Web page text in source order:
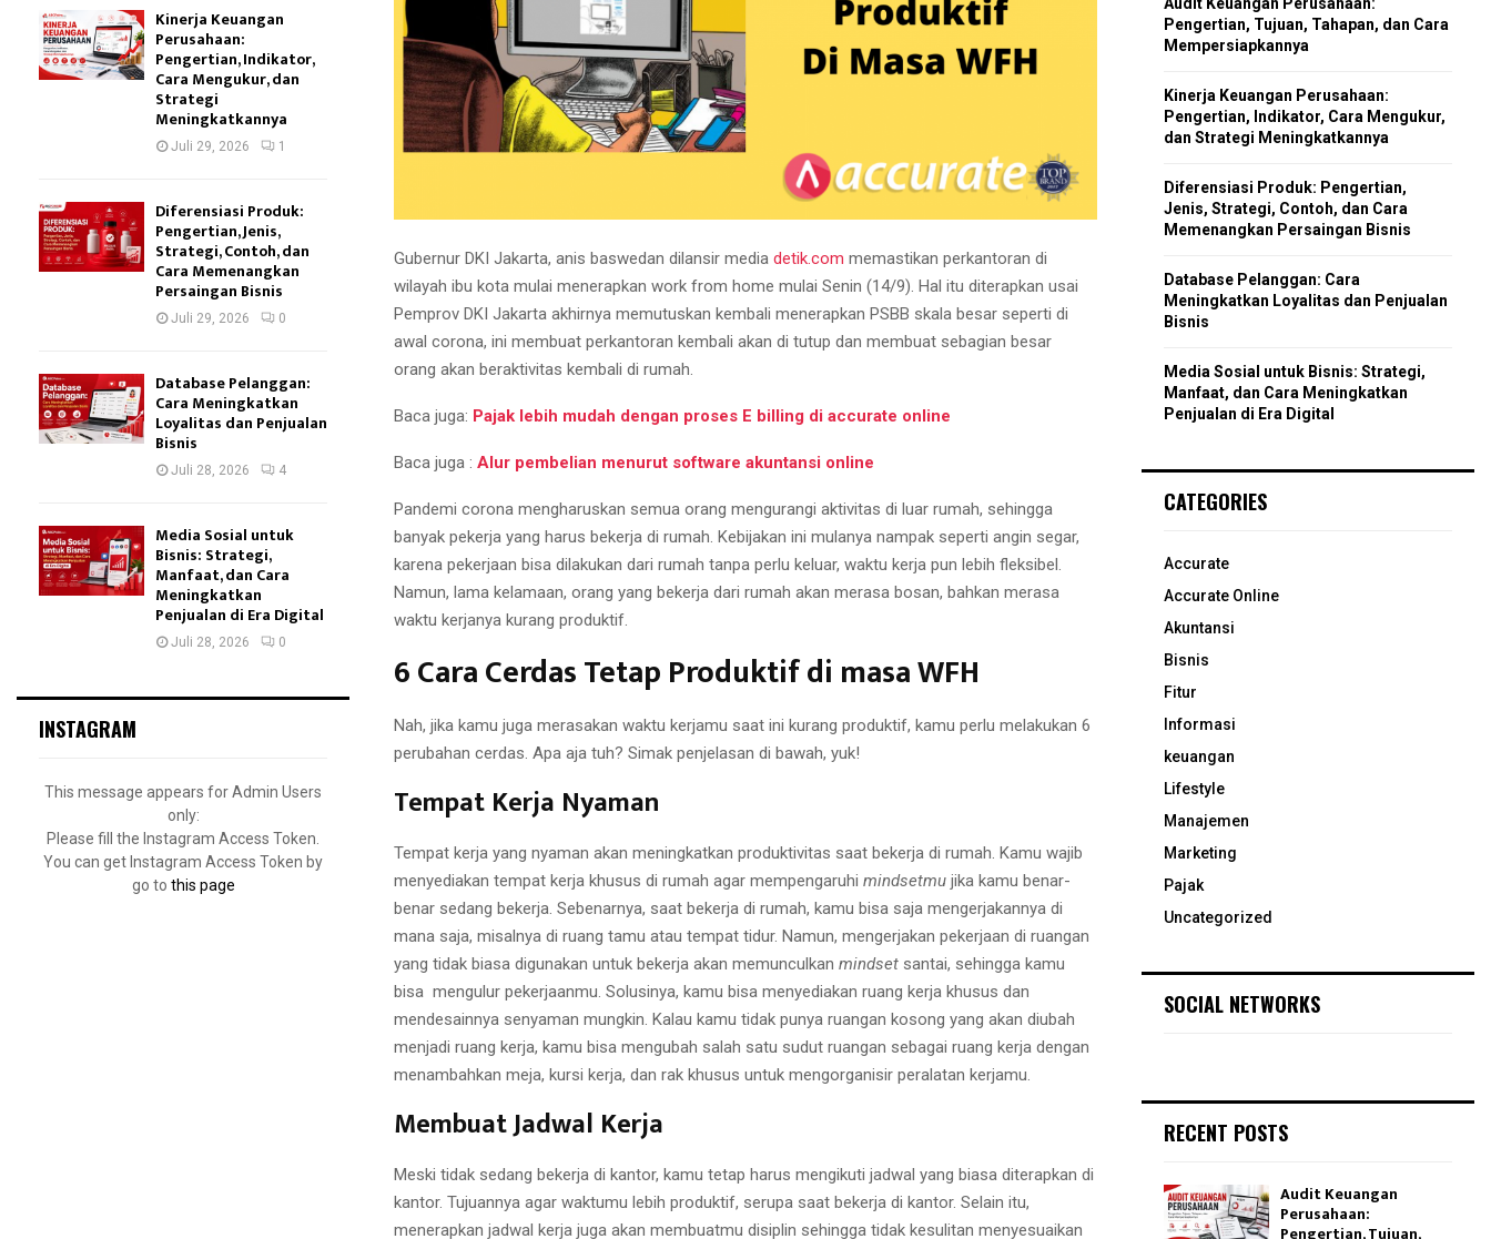
Gubernur DKI Jakarta, anis baswedan dilansir media detik.com memastikan perkantoran di
wilayah ibu kota mulai menerapkan work from home mulai Senin (14/9). Hal itu diterapkan usai
Pemprov DKI Jakarta akhirnya memutuskan kembali menerapkan PSBB skala besar seperti di
awal corona, ini membuat perkantoran kembali akan di tutup dan membuat sebagian besar
orang akan beraktivitas kembali di rumah.
Baca juga: Pajak lebih mudah dengan proses E billing di accurate online
Baca juga : Alur pembelian menurut software akuntansi online
Pandemi corona mengharuskan semua orang mengurangi aktivitas di luar rumah, sehingga
banyak pekerja yang harus bekerja di rumah. Kebijakan ini mulanya nampak seperti angin segar,
karena pekerjaan bisa dilakukan dari rumah tanpa perlu keluar, waktu kerja pun lebih fleksibel.
Namun, lama kelamaan, orang yang bekerja dari rumah akan merasa bosan, bahkan merasa
waktu kerjanya kurang produktif.
6 Cara Cerdas Tetap Produktif di masa WFH
Nah, jika kamu juga merasakan waktu kerjamu saat ini kurang produktif, kamu perlu melakukan 6
perubahan cerdas. Apa aja tuh? Simak penjelasan di bawah, yuk!
Tempat Kerja Nyaman
Tempat kerja yang nyaman akan meningkatkan produktivitas saat bekerja di rumah. Kamu wajib
menyediakan tempat kerja khusus di rumah agar mempengaruhi mindsetmu jika kamu benar-
benar sedang bekerja. Sebenarnya, saat bekerja di rumah, kamu bisa saja mengerjakannya di
mana saja, misalnya di ruang tamu atau tempat tidur. Namun, mengerjakan pekerjaan di ruangan
yang tidak biasa digunakan untuk bekerja akan memunculkan mindset santai, sehingga kamu
bisa mengulur pekerjaanmu. Solusinya, kamu bisa menyediakan ruang kerja khusus dan
mendesainnya senyaman mungkin. Kalau kamu tidak punya ruangan kosong yang akan diubah
menjadi ruang kerja, kamu bisa mengubah salah satu sudut ruangan sebagai ruang kerja dengan
menambahkan meja, kursi kerja, dan rak khusus untuk mengorganisir peralatan kerjamu.
Membuat Jadwal Kerja
Meski tidak sedang bekerja di kantor, kamu tetap harus mengikuti jadwal yang biasa diterapkan di
kantor. Tujuannya agar waktumu lebih produktif, serupa saat bekerja di kantor. Selain itu,
menerapkan jadwal kerja juga akan membuatmu disiplin sehingga tidak kesulitan menyesuaikan
Kinerja Keuangan
Perusahaan:
Pengertian, Indikator,
Cara Mengukur, dan
Strategi
Meningkatkannya
Juli 29, 2026 1
Diferensiasi Produk:
Pengertian, Jenis,
Strategi, Contoh, dan
Cara Memenangkan
Persaingan Bisnis
Juli 29, 2026 0
Database Pelanggan:
Cara Meningkatkan
Loyalitas dan Penjualan
Bisnis
Juli 28, 2026 4
Media Sosial untuk
Bisnis: Strategi,
Manfaat, dan Cara
Meningkatkan
Penjualan di Era Digital
Juli 28, 2026 0
INSTAGRAM
This message appears for Admin Users
only:
Please fill the Instagram Access Token.
You can get Instagram Access Token by
go to this page
r
:
R
Pengertian, Tujuan, Tahapan, dan Cara
Mempersiapkannya
Kinerja Keuangan Perusahaan:
Pengertian, Indikator, Cara Mengukur,
dan Strategi Meningkatkannya
Diferensiasi Produk: Pengertian,
Jenis, Strategi, Contoh, dan Cara
Memenangkan Persaingan Bisnis
Database Pelanggan: Cara
Meningkatkan Loyalitas dan Penjualan
Bisnis
Media Sosial untuk Bisnis: Strategi,
Manfaat, dan Cara Meningkatkan
Penjualan di Era Digital
CATEGORIES
Accurate
Accurate Online
Akuntansi
Bisnis
Fitur
Informasi
keuangan
Lifestyle
Manajemen
Marketing
Pajak
Uncategorized
SOCIAL NETWORKS
RECENT POSTS
Audit Keuangan
Perusahaan: